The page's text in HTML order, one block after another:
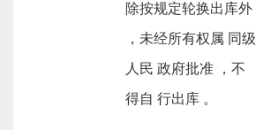
除按规定轮换出库外
，未经所有权属 同级
人民 政府批准 ，不
得自 行出库 。